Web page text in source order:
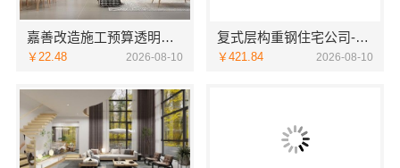
嘉善改造施工预算透明，嘉兴家美建材科技有限公司严控每一步成本
￥22.48 2026-08-10
复式层构重钢住宅公司-云南晟构建筑建材有限公司复式设计专家
￥421.84 2026-08-10